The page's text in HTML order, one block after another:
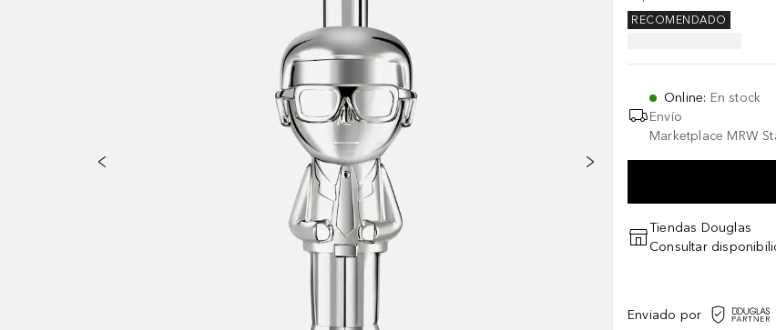
RECOMENDADO
Online: En stock
Envío
Marketplace MRW
Tiendas Douglas
Consultar
Enviado por